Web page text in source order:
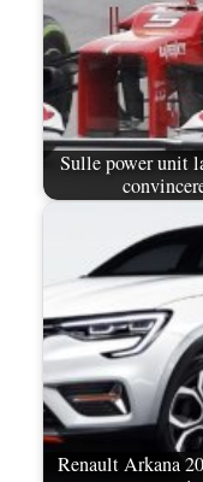
Sulle power unit
Renault Arkana